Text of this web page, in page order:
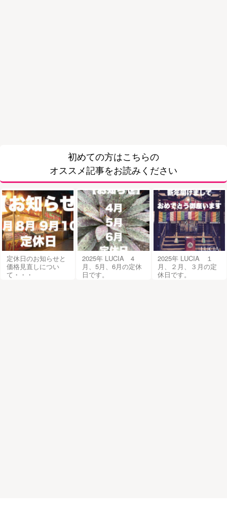
初めての方はこちらの
オススメ記事をお読みください
定休日のお知らせと
価格見直しについ
て・・・
2025年 LUCIA 4
月、5月、6月の定休
日です。
2025年 LUCIA １
月、２月、３月の定
休日です。